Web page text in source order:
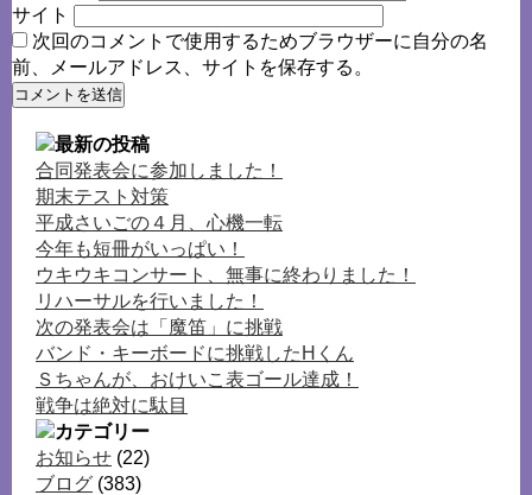
サイト
次回のコメントで使用するためブラウザーに自分の名
前、メールアドレス、サイトを保存する。
合同発表会に参加しました！
期末テスト対策
平成さいごの４月、心機一転
今年も短冊がいっぱい！
ウキウキコンサート、無事に終わりました！
リハーサルを行いました！
次の発表会は「魔笛」に挑戦
バンド・キーボードに挑戦したHくん
Ｓちゃんが、おけいこ表ゴール達成！
戦争は絶対に駄目
お知らせ (22)
ブログ (383)